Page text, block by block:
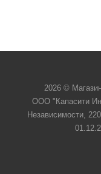
2026 ©
ООО "Капасити
Независимости,